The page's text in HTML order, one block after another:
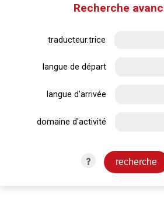
Recherche
traducteur.trice
langue de départ
langue d'arrivée
domaine d'activité
?